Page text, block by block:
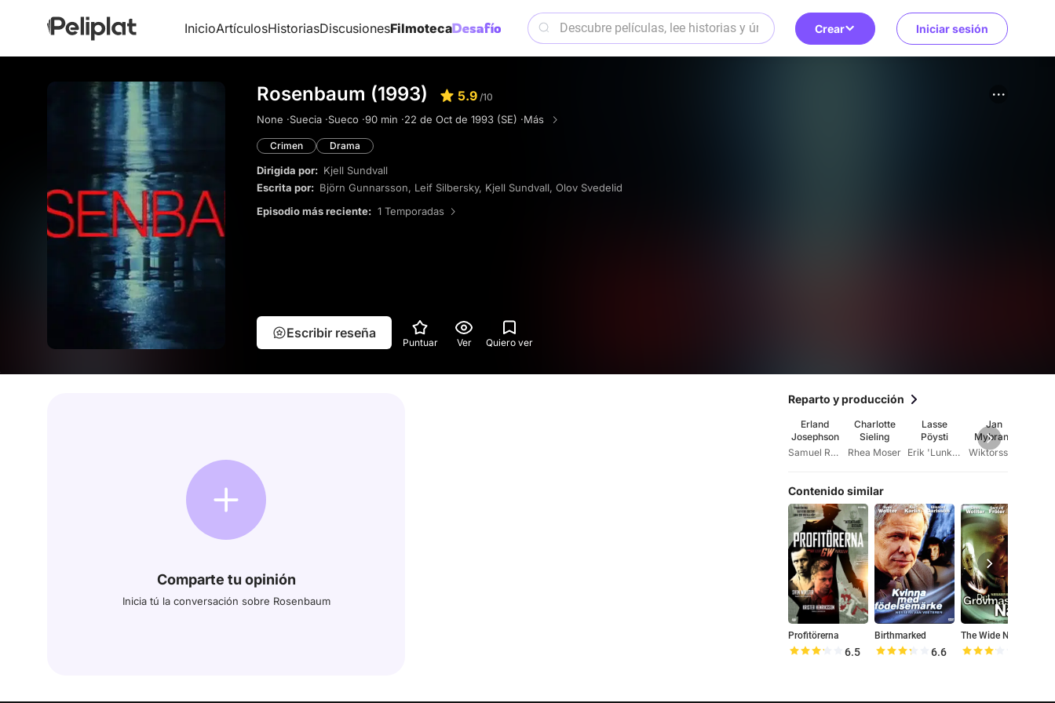
InicioArtículosHistoriasDiscusionesFilmoteca Crear Iniciar sesión
Rosenbaum (1993) 5.9 /10
None ·Suecia ·Sueco ·90 min ·22 de Oct de 1993 (SE) ·Más
Crimen Drama
Dirigida por: Kjell Sundvall
Escrita por: Björn Gunnarsson, Leif Silbersky, Kjell Sundvall, Olov Svedelid
Episodio más reciente: 1 Temporadas
Escribir reseña
Puntuar Ver Quiero ver
Comparte tu opinión
Inicia tú la conversación sobre Rosenbaum
Reparto y producción
Erland
Josephson
Samuel Rosenbaum
Charlotte
Sieling
Rhea Moser
Lasse
Pöysti
Erik 'Lunkan' Lundkvist
Jan
Mybrand
Wiktorsson
Contenido similar
Profitörerna
6.5
Birthmarked
6.6
The Wide Net